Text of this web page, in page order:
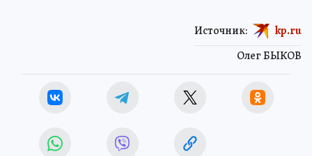
Олег БЫКОВ
Источник: kp.ru